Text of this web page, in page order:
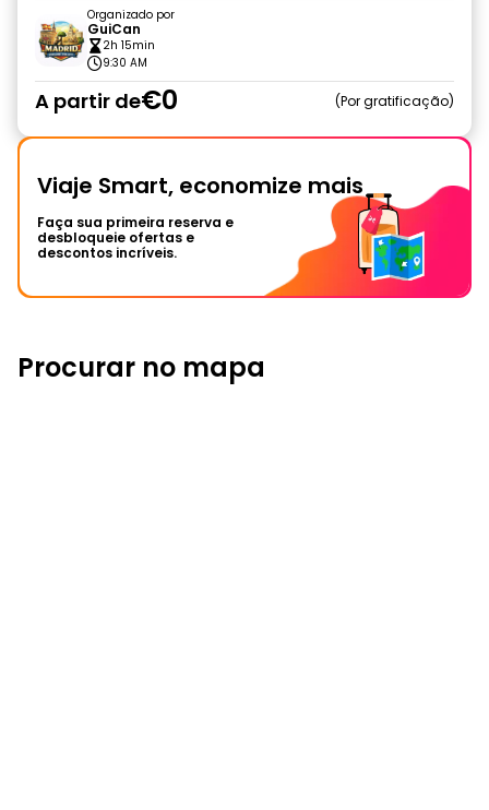
Organizado por
GuiCan
2h 15min
9:30 AM
A partir de€0 Por gratificação
Viaje Smart, economize mais
Faça sua primeira reserva e
desbloqueie ofertas e
descontos incríveis.
Procurar no mapa